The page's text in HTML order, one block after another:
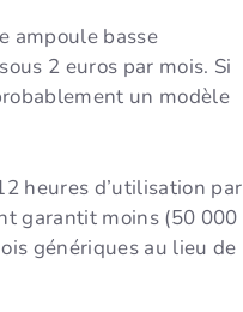
ampoule basse
2 euros par mois. Si
un modèle
heures d’utilisation par
garantit moins (50 000
génériques au lieu de